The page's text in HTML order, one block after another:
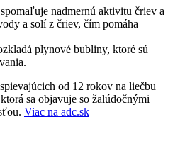
nadmernú aktivitu čriev a
a solí z čriev, čím pomáha
plynové bubliny, ktoré sú
od 12 rokov na liečbu
sa objavuje so žalúdočnými
Viac na adc.sk